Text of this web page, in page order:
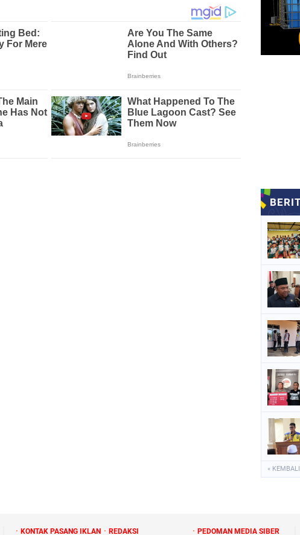
« KEMBALI
KONTAK PASANG IKLAN REDAKSI PEDOMAN MEDIA SIBER